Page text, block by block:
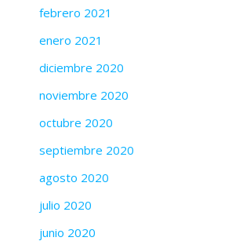
febrero 2021
enero 2021
diciembre 2020
noviembre 2020
octubre 2020
septiembre 2020
agosto 2020
julio 2020
junio 2020